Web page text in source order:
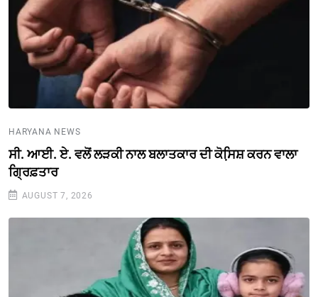
HARYANA NEWS
ਸੀ. ਆਈ. ਏ. ਵਲੋਂ ਲੜਕੀ ਨਾਲ ਬਲਾਤਕਾਰ ਦੀ ਕੋਸਿ਼ਸ਼ ਕਰਨ ਵਾਲਾ
ਗ੍ਰਿਫ਼ਤਾਰ
AUGUST 7, 2026